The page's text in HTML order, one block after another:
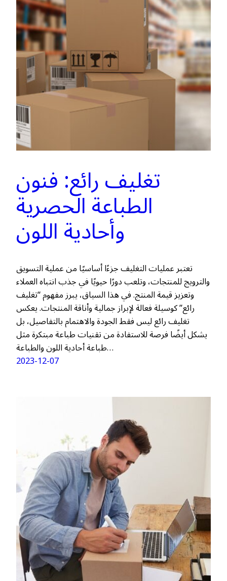
تغليف رائع: فنون
الطباعة الحصرية
وأحادية اللون
تعتبر عمليات التغليف جزءًا أساسيًا من عملية التسويق
والترويج للمنتجات، وتلعب دورًا حيويًا في جذب انتباه العملاء
وتعزيز قيمة المنتج. في هذا السياق، يبرز مفهوم “تغليف
رائع” كوسيلة فعالة لإبراز جمالية وأناقة المنتجات. يعكس
تغليف رائع ليس فقط الجودة والاهتمام بالتفاصيل، بل
يشكل أيضًا فرصة للاستفادة من تقنيات طباعة مبتكرة مثل
طباعة أحادية اللون والطباعة…
2023-12-07